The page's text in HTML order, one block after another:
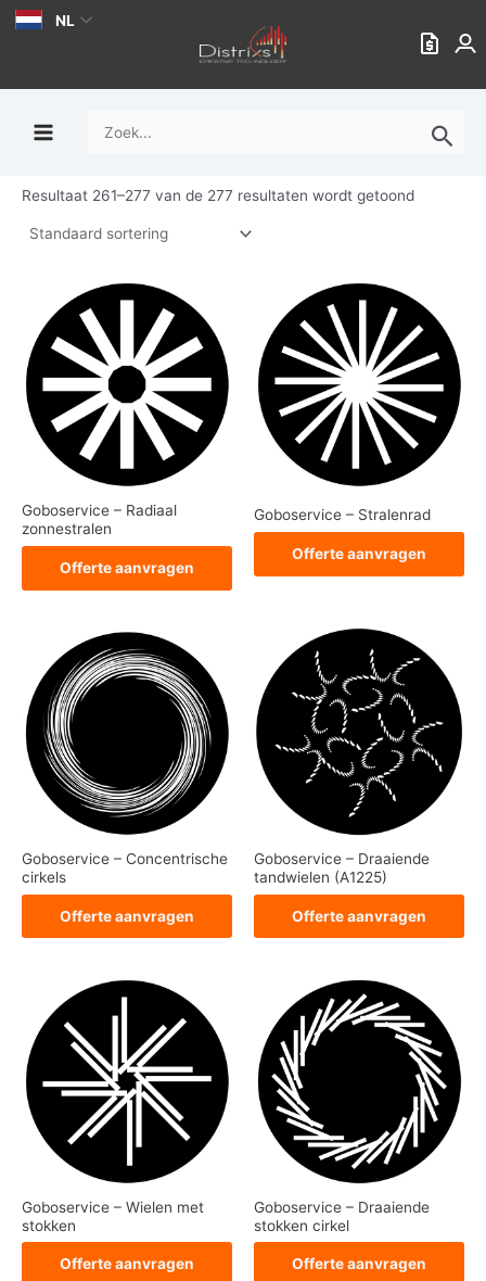
Ga
inhoud
NL
Zoek
Resultaat 261–277 van de 277 resultaten wordt getoond
Goboservice – Radiaal
zonnestralen
Offerte aanvragen
Goboservice – Stralenrad
Offerte aanvragen
Goboservice – Concentrische
cirkels
Offerte aanvragen
Goboservice – Draaiende
tandwielen (A1225)
Offerte aanvragen
Goboservice – Wielen met
stokken
Offerte aanvragen
Goboservice – Draaiende
stokken cirkel
Offerte aanvragen